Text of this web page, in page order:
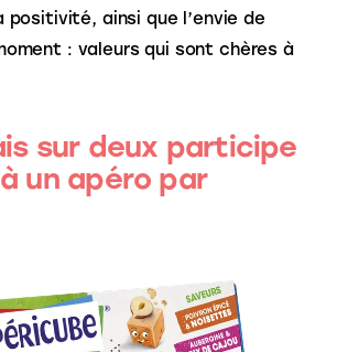
ainsi que l’envie de
: valeurs qui sont chères à
sur deux participe
un apéro par